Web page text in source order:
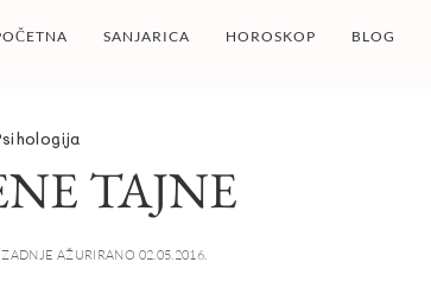
SANJARICA HOROSKOP BLOG
TAJNE
ZADNJE AŽURIRANO 02.05.2016.